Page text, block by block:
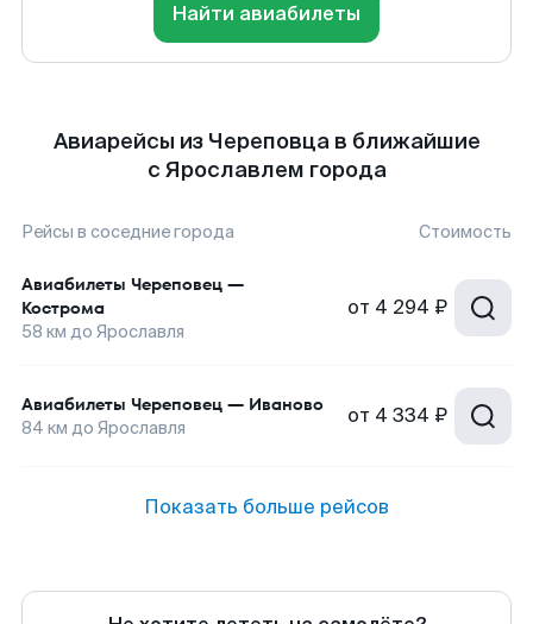
Найти авиабилеты
Авиарейсы из Череповца в ближайшие
с Ярославлем города
Рейсы в соседние города Стоимость
Авиабилеты Череповец —
Кострома
58 км до Ярославля
от 4 294 ₽
Авиабилеты Череповец — Иваново
84 км до Ярославля от 4 334 ₽
Показать больше рейсов